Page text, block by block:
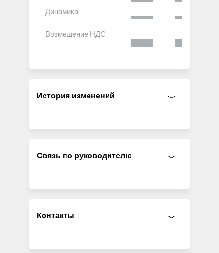
История изменений
Связь по руководителю
Контакты